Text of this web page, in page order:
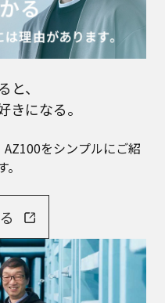
と、
きになる。
AZ100をシンプルにご紹